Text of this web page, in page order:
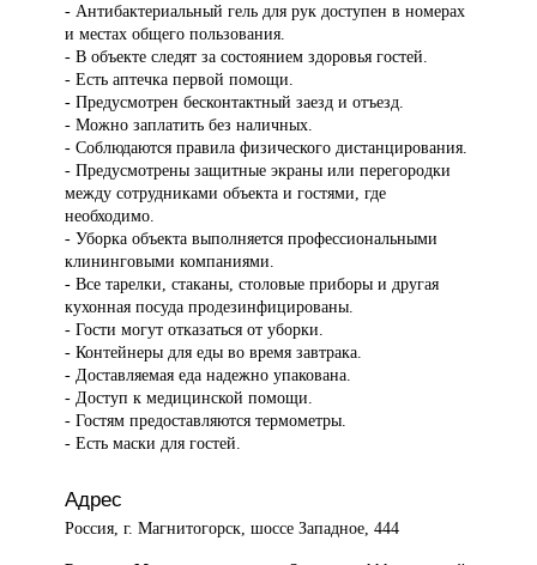
- Антибактериальный гель для рук доступен в номерах
и местах общего пользования.
- В объекте следят за состоянием здоровья гостей.
- Есть аптечка первой помощи.
- Предусмотрен бесконтактный заезд и отъезд.
- Можно заплатить без наличных.
- Соблюдаются правила физического дистанцирования.
- Предусмотрены защитные экраны или перегородки
между сотрудниками объекта и гостями, где
необходимо.
- Уборка объекта выполняется профессиональными
клининговыми компаниями.
- Все тарелки, стаканы, столовые приборы и другая
кухонная посуда продезинфицированы.
- Гости могут отказаться от уборки.
- Контейнеры для еды во время завтрака.
- Доставляемая еда надежно упакована.
- Доступ к медицинской помощи.
- Гостям предоставляются термометры.
- Есть маски для гостей.
Адрес
Россия, г. Магнитогорск, шоссе Западное, 444